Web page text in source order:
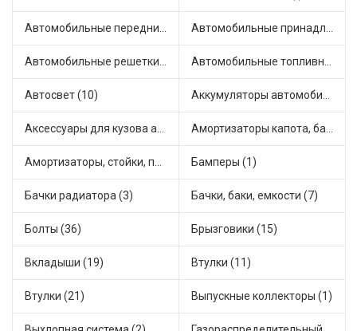
Автомобильные передние фары (8) Автомобильные принадлежности и аксессуары (2)
Автомобильные решетки на бамперы и радиаторы (1) Автомобильные топливные насосы (20)
Автосвет (10) Аккумуляторы автомобильные (1)
Аксессуары для кузова автомобиля (3) Амортизаторы капота, багажника (2)
Амортизаторы, стойки, подушки стоек (84) Бамперы (1)
Бачки радиатора (3) Бачки, баки, емкости (7)
Болты (36) Брызговики (15)
Вкладыши (19) Втулки (11)
Втулки (21) Выпускные коллекторы (1)